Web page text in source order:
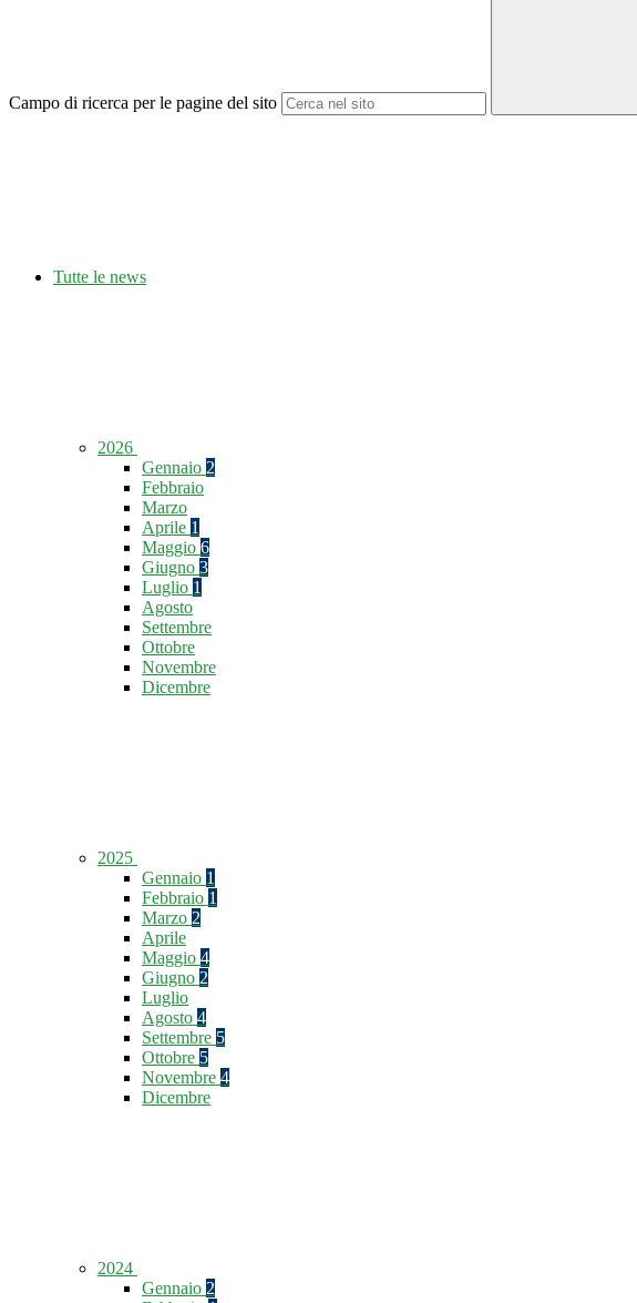
Campo di ricerca per le pagine del sito
Tutte le news
2026
Gennaio 2
Febbraio
Marzo
Aprile 1
Maggio 6
Giugno 3
Luglio 1
Agosto
Settembre
Ottobre
Novembre
Dicembre
2025
Gennaio 1
Febbraio 1
Marzo 2
Aprile
Maggio 4
Giugno 2
Luglio
Agosto 4
Settembre 5
Ottobre 5
Novembre 4
Dicembre
2024
Gennaio 2